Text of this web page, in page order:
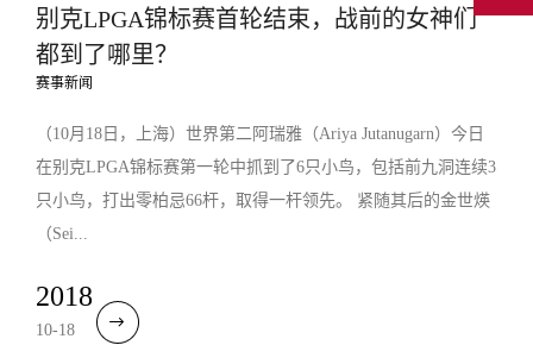
别克LPGA锦标赛首轮结束，战前的女神们
都到了哪里？
赛事新闻
（10月18日，上海）世界第二阿瑞雅（Ariya Jutanugarn）今日
在别克LPGA锦标赛第一轮中抓到了6只小鸟，包括前九洞连续3
只小鸟，打出零柏忌66杆，取得一杆领先。 紧随其后的金世煐
（Sei...
2018
10-18